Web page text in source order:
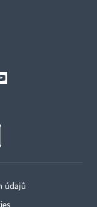
údajů